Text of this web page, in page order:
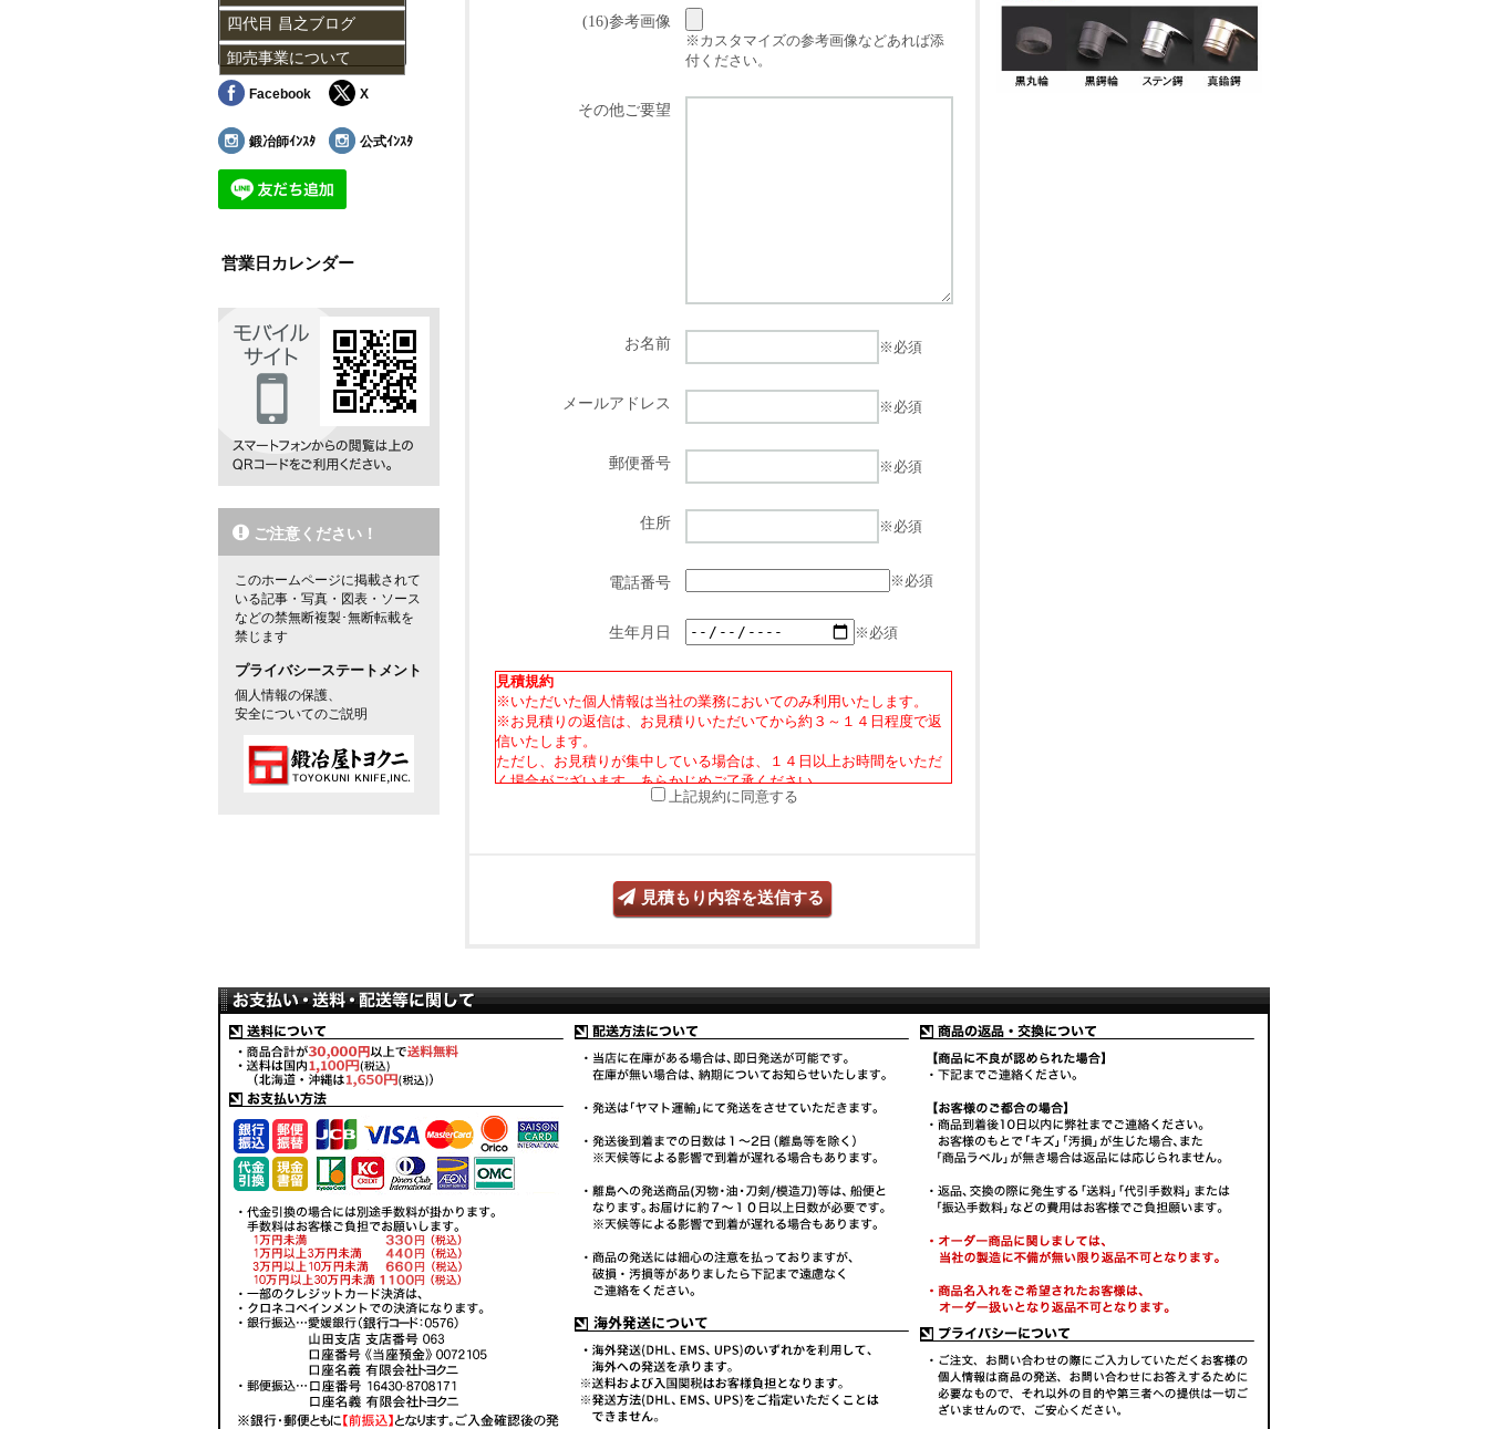
(16)参考画像
※カスタマイズの参考画像などあれば添
付ください。
その他ご要望
お名前 ※必須
メールアドレス ※必須
郵便番号 ※必須
住所 ※必須
電話番号 ※必須
生年月日 ※必須
見積規約
※いただいた個人情報は当社の業務においてのみ利用いたします。
※お見積りの返信は、お見積りいただいてから約３～１４日程度で返
信いたします。
ただし、お見積りが集中している場合は、１４日以上お時間をいただ
く場合がございます。あらかじめご了承ください。
※当社商品の転売、オークションサイト、フリーマーケット等での出
品・販売等に関するトラブルについては、当社は一切責任を負いませ
合は、お見積りをお断りさせていただきます。
上記規約に同意する
見積もり内容を送信する
四代目 昌之ブログ
卸売事業について
Facebook X
鍛冶師ｲﾝｽﾀ 公式ｲﾝｽﾀ
営業日カレンダー
ご注意ください！
このホームページに掲載されて
いる記事・写真・図表・ソース
などの禁無断複製･無断転載を
禁じます
プライバシーステートメント
個人情報の保護、
安全についてのご説明